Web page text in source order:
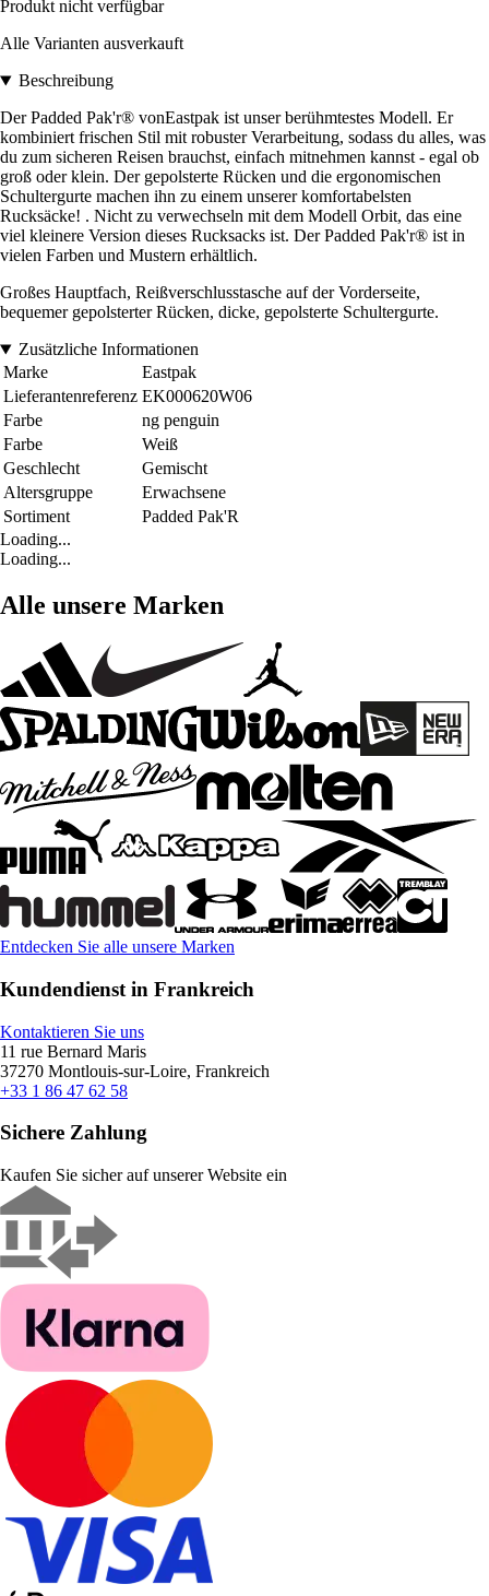
Produkt nicht verfügbar
Alle Varianten ausverkauft
Beschreibung
Der Padded Pak'r® vonEastpak ist unser berühmtestes Modell. Er
kombiniert frischen Stil mit robuster Verarbeitung, sodass du alles, was
du zum sicheren Reisen brauchst, einfach mitnehmen kannst - egal ob
groß oder klein. Der gepolsterte Rücken und die ergonomischen
Schultergurte machen ihn zu einem unserer komfortabelsten
Rucksäcke! . Nicht zu verwechseln mit dem Modell Orbit, das eine
viel kleinere Version dieses Rucksacks ist. Der Padded Pak'r® ist in
vielen Farben und Mustern erhältlich.
Großes Hauptfach, Reißverschlusstasche auf der Vorderseite,
bequemer gepolsterter Rücken, dicke, gepolsterte Schultergurte.
Zusätzliche Informationen
Marke
Eastpak
Lieferantenreferenz EK000620W06
Farbe
ng penguin
Farbe
Weiß
Geschlecht
Gemischt
Altersgruppe
Erwachsene
Sortiment
Padded Pak'R
Loading...
Loading...
Alle unsere Marken
Entdecken Sie alle unsere Marken
Kundendienst in Frankreich
Kontaktieren Sie uns
11 rue Bernard Maris
37270 Montlouis-sur-Loire, Frankreich
+33 1 86 47 62 58
Sichere Zahlung
Kaufen Sie sicher auf unserer Website ein